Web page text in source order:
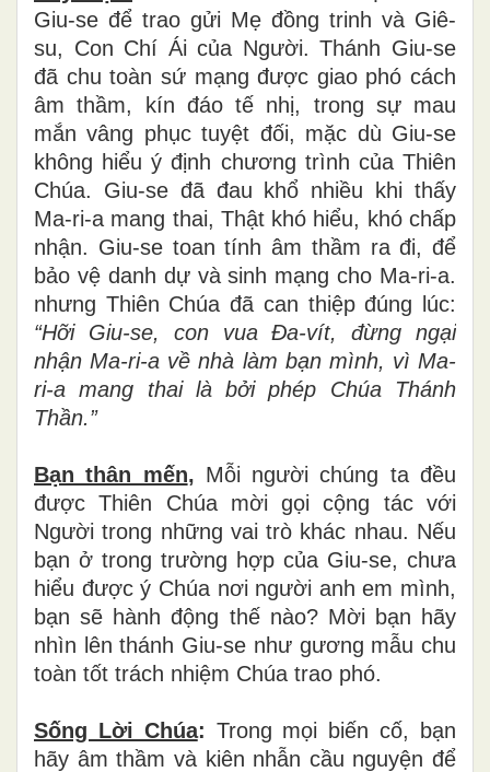
Giu-se để trao gửi Mẹ đồng trinh và Giê-
su, Con Chí Ái của Người. Thánh Giu-se
đã chu toàn sứ mạng được giao phó cách
âm thầm, kín đáo tế nhị, trong sự mau
mắn vâng phục tuyệt đối, mặc dù Giu-se
không hiểu ý định chương trình của Thiên
Chúa. Giu-se đã đau khổ nhiều khi thấy
Ma-ri-a mang thai, Thật khó hiểu, khó chấp
nhận. Giu-se toan tính âm thầm ra đi, để
bảo vệ danh dự và sinh mạng cho Ma-ri-a.
nhưng Thiên Chúa đã can thiệp đúng lúc:
“Hỡi Giu-se, con vua Đa-vít, đừng ngại
nhận Ma-ri-a về nhà làm bạn mình, vì Ma-
ri-a mang thai là bởi phép Chúa Thánh
Thần.”
Bạn thân mến, Mỗi người chúng ta đều
được Thiên Chúa mời gọi cộng tác với
Người trong những vai trò khác nhau. Nếu
bạn ở trong trường hợp của Giu-se, chưa
hiểu được ý Chúa nơi người anh em mình,
bạn sẽ hành động thế nào? Mời bạn hãy
nhìn lên thánh Giu-se như gương mẫu chu
toàn tốt trách nhiệm Chúa trao phó.
Sống Lời Chúa: Trong mọi biến cố, bạn
hãy âm thầm và kiên nhẫn cầu nguyện để